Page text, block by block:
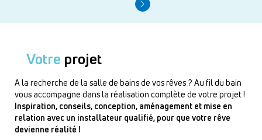
Votre projet
A la recherche de la salle de bains de vos rêves ? Au fil du bain
vous accompagne dans la réalisation complète de votre projet !
Inspiration, conseils, conception, aménagement et mise en
relation avec un installateur qualifié, pour que votre rêve
devienne réalité !